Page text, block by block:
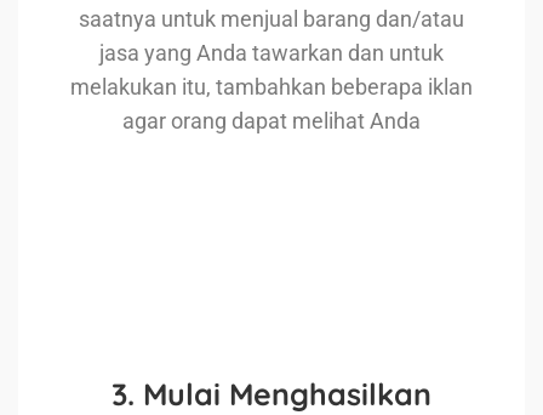
saatnya untuk menjual barang dan/atau
jasa yang Anda tawarkan dan untuk
melakukan itu, tambahkan beberapa iklan
agar orang dapat melihat Anda
3. Mulai Menghasilkan